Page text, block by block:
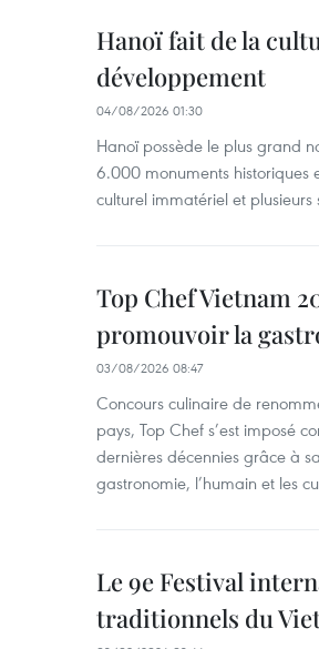
Hanoï fait de la
développement
04/08/2026 01:30
Hanoï possède le plus grand
6.000 monuments historiques
culturel immatériel et plusieurs
Top Chef Vietnam
promouvoir la
03/08/2026 08:47
Concours culinaire de
pays, Top Chef s’est imposé
dernières décennies grâce à
gastronomie, l’humain et les
Le 9e Festival
traditionnels du